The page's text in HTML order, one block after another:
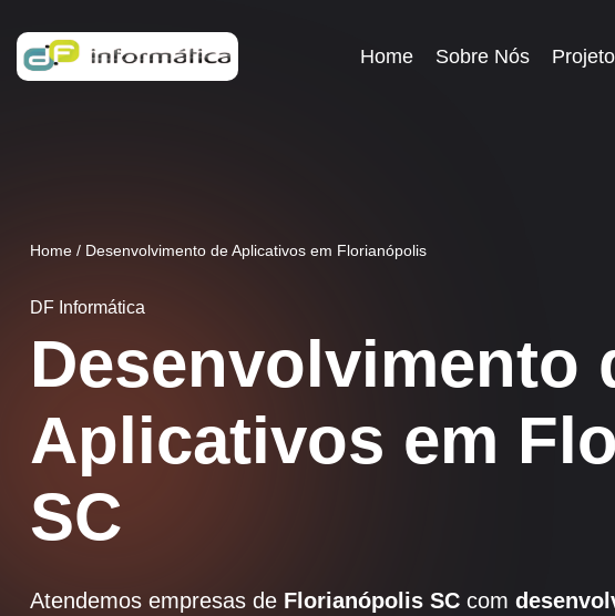
Home Sobre Nós
Home / Desenvolvimento de Aplicativos em Florianópolis
DF Informática
Desenvolvimento
Aplicativos em
SC
Atendemos empresas de Florianópolis SC com